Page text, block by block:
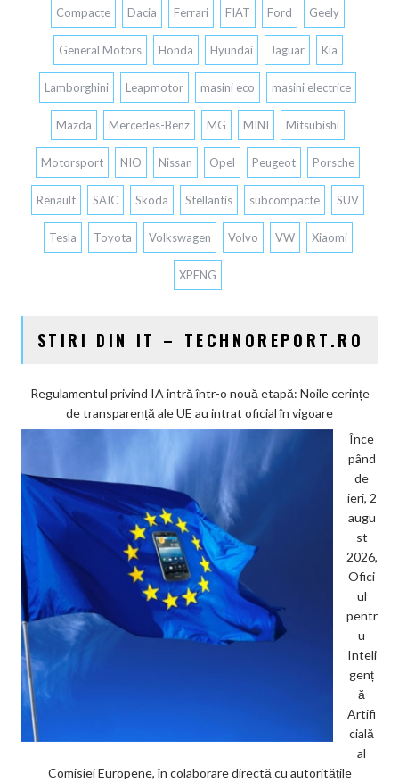
Compacte Dacia Ferrari FIAT Ford Geely
General Motors Honda Hyundai Jaguar Kia
Lamborghini Leapmotor masini eco masini electrice
Mazda Mercedes-Benz MG MINI Mitsubishi
Motorsport NIO Nissan Opel Peugeot Porsche
Renault SAIC Skoda Stellantis subcompacte SUV
Tesla Toyota Volkswagen Volvo VW Xiaomi
XPENG
STIRI DIN IT – TECHNOREPORT.RO
Regulamentul privind IA intră într-o nouă etapă: Noile cerințe
de transparență ale UE au intrat oficial în vigoare
Înce
pând
de
ieri, 2
augu
st
2026,
Ofici
ul
pentr
u
Inteli
genț
ă
Artifi
cială
al
Comisiei Europene, în colaborare directă cu autoritățile